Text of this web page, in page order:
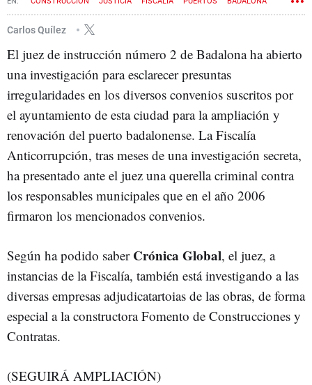
Carlos Quílez
El juez de instrucción número 2 de Badalona ha abierto
una investigación para esclarecer presuntas
irregularidades en los diversos convenios suscritos por
el ayuntamiento de esta ciudad para la ampliación y
renovación del puerto badalonense. La Fiscalía
Anticorrupción, tras meses de una investigación secreta,
ha presentado ante el juez una querella criminal contra
los responsables municipales que en el año 2006
firmaron los mencionados convenios.
Según ha podido saber Crónica Global, el juez, a
instancias de la Fiscalía, también está investigando a las
diversas empresas adjudicatartoias de las obras, de forma
especial a la constructora Fomento de Construcciones y
Contratas.
(SEGUIRÁ AMPLIACIÓN)